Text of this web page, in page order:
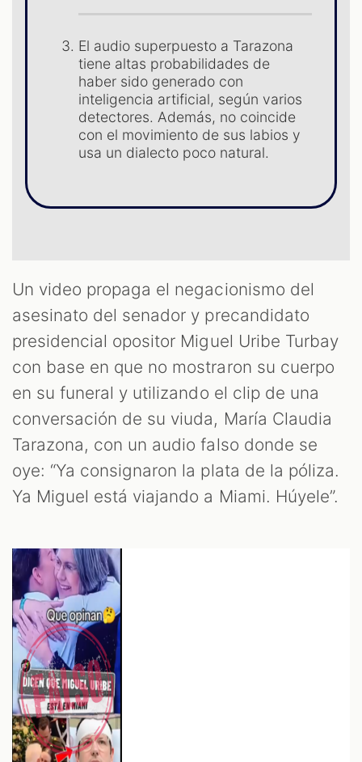
El audio superpuesto a Tarazona
tiene altas probabilidades de
haber sido generado con
inteligencia artificial, según varios
detectores. Además, no coincide
con el movimiento de sus labios y
usa un dialecto poco natural.
Un video propaga el negacionismo del
asesinato del senador y precandidato
presidencial opositor Miguel Uribe Turbay
con base en que no mostraron su cuerpo
en su funeral y utilizando el clip de una
conversación de su viuda, María Claudia
Tarazona, con un audio falso donde se
oye: “Ya consignaron la plata de la póliza.
Ya Miguel está viajando a Miami. Húyele”.